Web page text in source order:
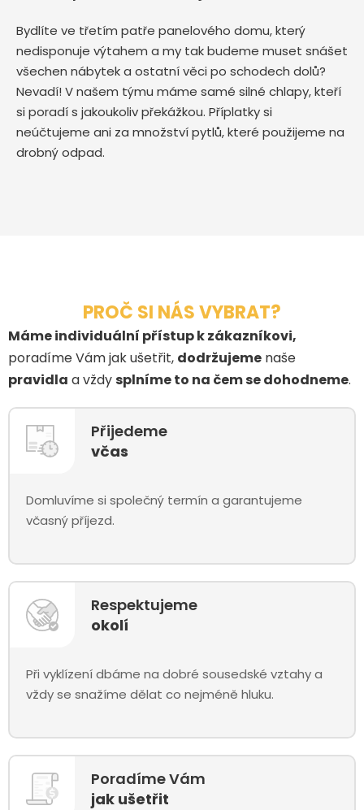
Bydlíte ve třetím patře panelového domu, který
nedisponuje výtahem a my tak budeme muset snášet
všechen nábytek a ostatní věci po schodech dolů?
Nevadí! V našem týmu máme samé silné chlapy, kteří
si poradí s jakoukoliv překážkou. Příplatky si
neúčtujeme ani za množství pytlů, které použijeme na
drobný odpad.
PROČ SI NÁS VYBRAT?
Máme individuální přístup k zákazníkovi,
poradíme Vám jak ušetřit, dodržujeme naše
pravidla a vždy splníme to na čem se dohodneme.
Přijedeme
včas
Domluvíme si společný termín a garantujeme
včasný příjezd.
Respektujeme
okolí
Při vyklízení dbáme na dobré sousedské vztahy a
vždy se snažíme dělat co nejméně hluku.
Poradíme Vám
jak ušetřit